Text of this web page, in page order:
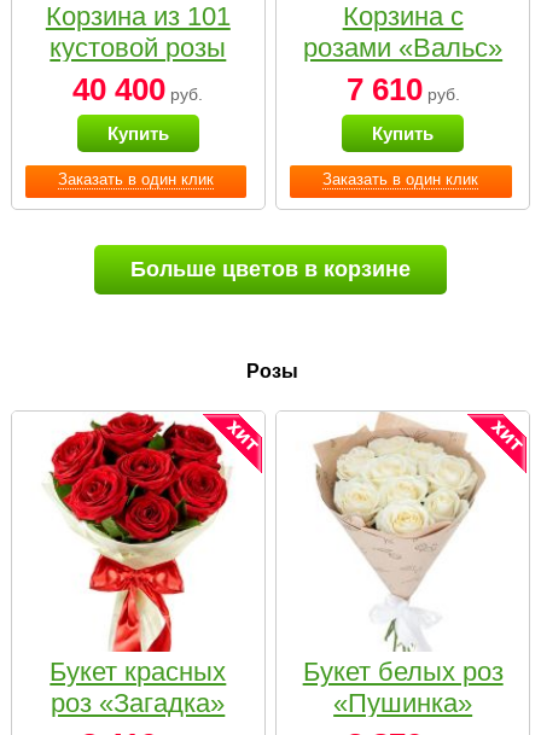
Заказать в один клик
Корзина из 101
кустовой розы
нежных тонов
40 400 руб.
Купить
Заказать в один клик
Корзина с
розами «Вальс»
7 610руб.
Купить
Больше цветов в корзине
Розы
Букет красных
роз «Загадка»
Букет белых роз
«Пушинка»